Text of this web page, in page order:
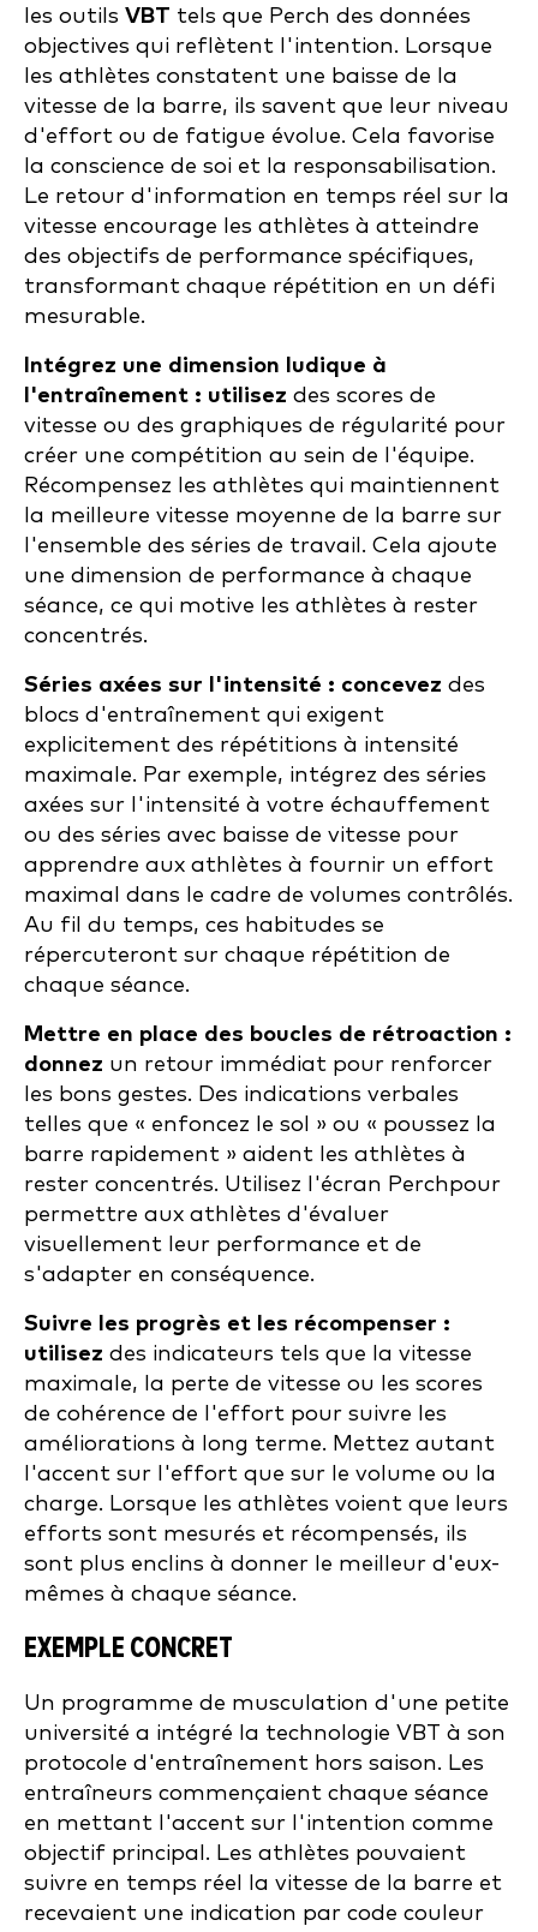
les outils VBT tels que Perch des données
objectives qui reflètent l'intention. Lorsque
les athlètes constatent une baisse de la
vitesse de la barre, ils savent que leur niveau
d'effort ou de fatigue évolue. Cela favorise
la conscience de soi et la responsabilisation.
Le retour d'information en temps réel sur la
vitesse encourage les athlètes à atteindre
des objectifs de performance spécifiques,
transformant chaque répétition en un défi
mesurable.
Intégrez une dimension ludique à
l'entraînement : utilisez des scores de
vitesse ou des graphiques de régularité pour
créer une compétition au sein de l'équipe.
Récompensez les athlètes qui maintiennent
la meilleure vitesse moyenne de la barre sur
l'ensemble des séries de travail. Cela ajoute
une dimension de performance à chaque
séance, ce qui motive les athlètes à rester
concentrés.
Séries axées sur l'intensité : concevez des
blocs d'entraînement qui exigent
explicitement des répétitions à intensité
maximale. Par exemple, intégrez des séries
axées sur l'intensité à votre échauffement
ou des séries avec baisse de vitesse pour
apprendre aux athlètes à fournir un effort
maximal dans le cadre de volumes contrôlés.
Au fil du temps, ces habitudes se
répercuteront sur chaque répétition de
chaque séance.
Mettre en place des boucles de rétroaction :
donnez un retour immédiat pour renforcer
les bons gestes. Des indications verbales
telles que « enfoncez le sol » ou « poussez la
barre rapidement » aident les athlètes à
rester concentrés. Utilisez l'écran Perchpour
permettre aux athlètes d'évaluer
visuellement leur performance et de
s'adapter en conséquence.
Suivre les progrès et les récompenser :
utilisez des indicateurs tels que la vitesse
maximale, la perte de vitesse ou les scores
de cohérence de l'effort pour suivre les
améliorations à long terme. Mettez autant
l'accent sur l'effort que sur le volume ou la
charge. Lorsque les athlètes voient que leurs
efforts sont mesurés et récompensés, ils
sont plus enclins à donner le meilleur d'eux-
mêmes à chaque séance.
EXEMPLE CONCRET
Un programme de musculation d'une petite
université a intégré la technologie VBT à son
protocole d'entraînement hors saison. Les
entraîneurs commençaient chaque séance
en mettant l'accent sur l'intention comme
objectif principal. Les athlètes pouvaient
suivre en temps réel la vitesse de la barre et
recevaient une indication par code couleur